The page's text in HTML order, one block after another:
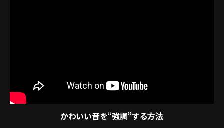
かわいい音を“強調”する方法